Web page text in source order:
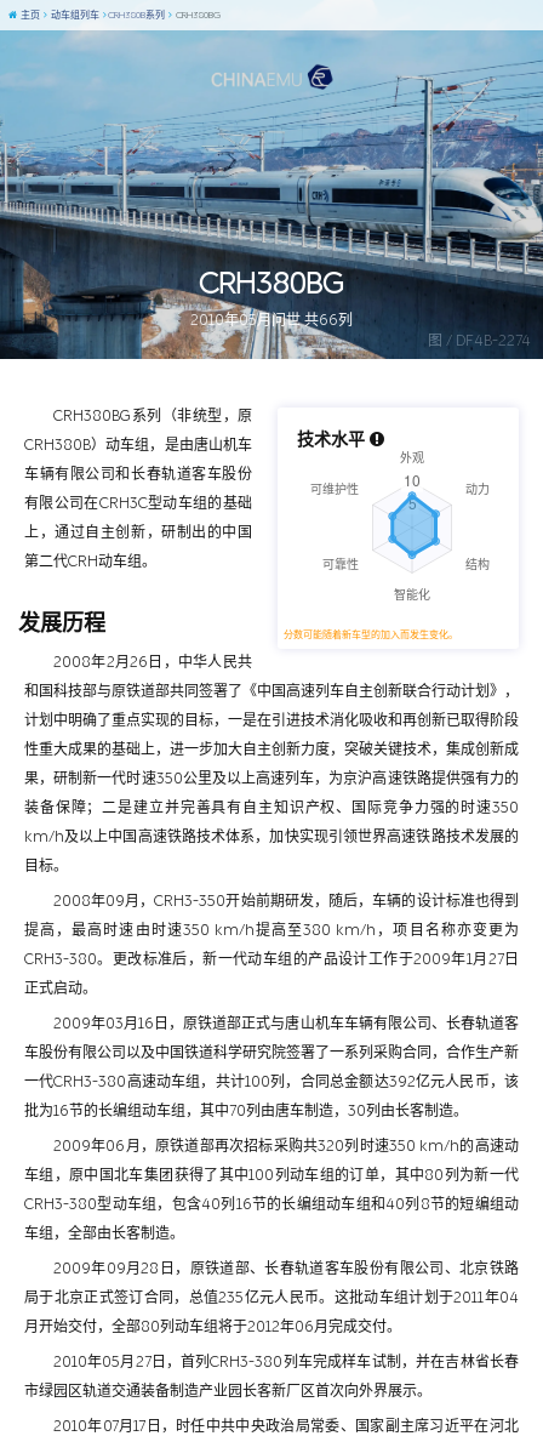
图 / DF4B-2274
CRH380BG
2010年05月问世 共66列
主页 动车组列车 CRH380B系列 CRH380BG
技术水平
分数可能随着新车型的加入而发生变化。
CRH380BG系列（非统型，原
CRH380B）动车组，是由唐山机车
车辆有限公司和长春轨道客车股份
有限公司在CRH3C型动车组的基础
上，通过自主创新，研制出的中国
第二代CRH动车组。
发展历程
2008年2月26日，中华人民共
和国科技部与原铁道部共同签署了《中国高速列车自主创新联合行动计划》，
计划中明确了重点实现的目标，一是在引进技术消化吸收和再创新已取得阶段
性重大成果的基础上，进一步加大自主创新力度，突破关键技术，集成创新成
果，研制新一代时速350公里及以上高速列车，为京沪高速铁路提供强有力的
装备保障；二是建立并完善具有自主知识产权、国际竞争力强的时速350
km/h及以上中国高速铁路技术体系，加快实现引领世界高速铁路技术发展的
目标。
2008年09月，CRH3-350开始前期研发，随后，车辆的设计标准也得到
提高，最高时速由时速350 km/h提高至380 km/h，项目名称亦变更为
CRH3-380。更改标准后，新一代动车组的产品设计工作于2009年1月27日
正式启动。
2009年03月16日，原铁道部正式与唐山机车车辆有限公司、长春轨道客
车股份有限公司以及中国铁道科学研究院签署了一系列采购合同，合作生产新
一代CRH3-380高速动车组，共计100列，合同总金额达392亿元人民币，该
批为16节的长编组动车组，其中70列由唐车制造，30列由长客制造。
2009年06月，原铁道部再次招标采购共320列时速350 km/h的高速动
车组，原中国北车集团获得了其中100列动车组的订单，其中80列为新一代
CRH3-380型动车组，包含40列16节的长编组动车组和40列8节的短编组动
车组，全部由长客制造。
2009年09月28日，原铁道部、长春轨道客车股份有限公司、北京铁路
局于北京正式签订合同，总值235亿元人民币。这批动车组计划于2011年04
月开始交付，全部80列动车组将于2012年06月完成交付。
2010年05月27日，首列CRH3-380列车完成样车试制，并在吉林省长春
市绿园区轨道交通装备制造产业园长客新厂区首次向外界展示。
2010年07月17日，时任中共中央政治局常委、国家副主席习近平在河北